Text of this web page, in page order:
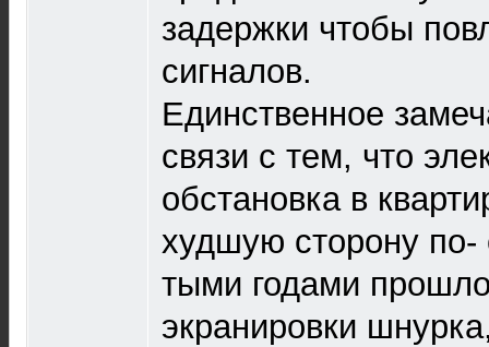
задержки чтобы
сигналов.
Единственное
связи с тем, что
обстановка в
худшую сторону
тыми годами
экранировки